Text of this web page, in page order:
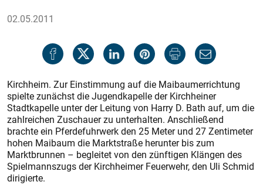
02.05.2011
Kirchheim. Zur Einstimmung auf die Maibaumerrichtung
spielte zunächst die Jugendkapelle der Kirchheiner
Stadtkapelle unter der Leitung von Harry D. Bath auf, um die
zahlreichen Zuschauer zu unterhalten. Anschließend
brachte ein Pferdefuhrwerk den 25 Meter und 27 Zentimeter
hohen Maibaum die Marktstraße herunter bis zum
Marktbrunnen – begleitet von den zünftigen Klängen des
Spielmannszugs der Kirchheimer Feuerwehr, den Uli Schmid
dirigierte.